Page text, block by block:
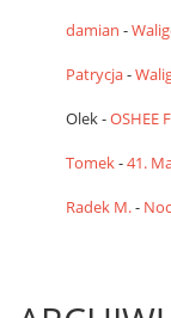
damian -
Patrycja-
Olek-OSHEE
Tomek-41.
Radek M.-